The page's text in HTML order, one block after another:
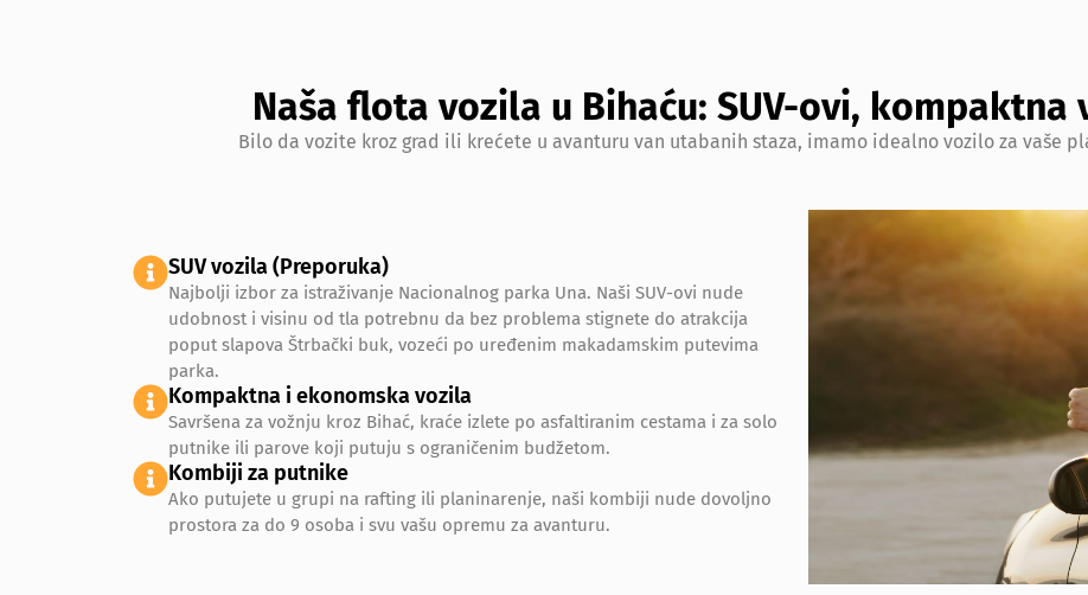
Naša flota vozila u Bihaću: SUV-ovi,
Bilo da vozite kroz grad ili krećete u avanturu van utabanih staza, imamo idealno vozilo za vaše
SUV vozila (Preporuka)
Najbolji izbor za istraživanje Nacionalnog parka Una. Naši SUV-ovi nude
udobnost i visinu od tla potrebnu da bez problema stignete do atrakcija
poput slapova Štrbački buk, vozeći po uređenim makadamskim putevima
parka.
Kompaktna i ekonomska vozila
Savršena za vožnju kroz Bihać, kraće izlete po asfaltiranim cestama i za solo
putnike ili parove koji putuju s ograničenim budžetom.
Kombiji za putnike
Ako putujete u grupi na rafting ili planinarenje, naši kombiji nude dovoljno
prostora za do 9 osoba i svu vašu opremu za avanturu.